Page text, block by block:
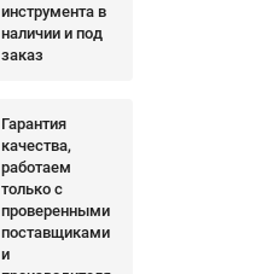
инструмента в
наличии и под
заказ
Гарантия
качества,
работаем
только с
проверенными
поставщиками
и